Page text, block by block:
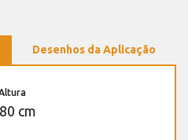
Desenhos da Aplicação
cm